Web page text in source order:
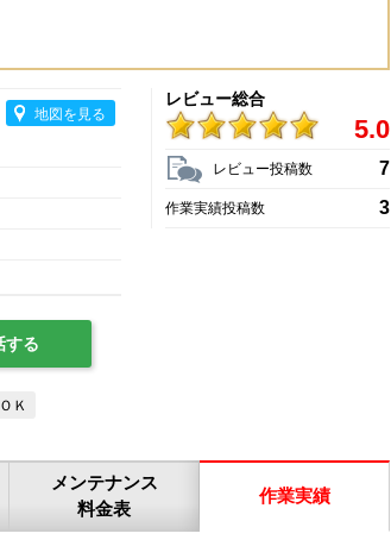
地図を見る
レビュー総合
5.0
レビュー投稿数 7
作業実績投稿数 3
する
Ｋ
メンテナンス
料金表
作業実績